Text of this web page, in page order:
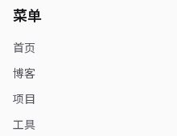
菜单
首页
博客
项目
工具